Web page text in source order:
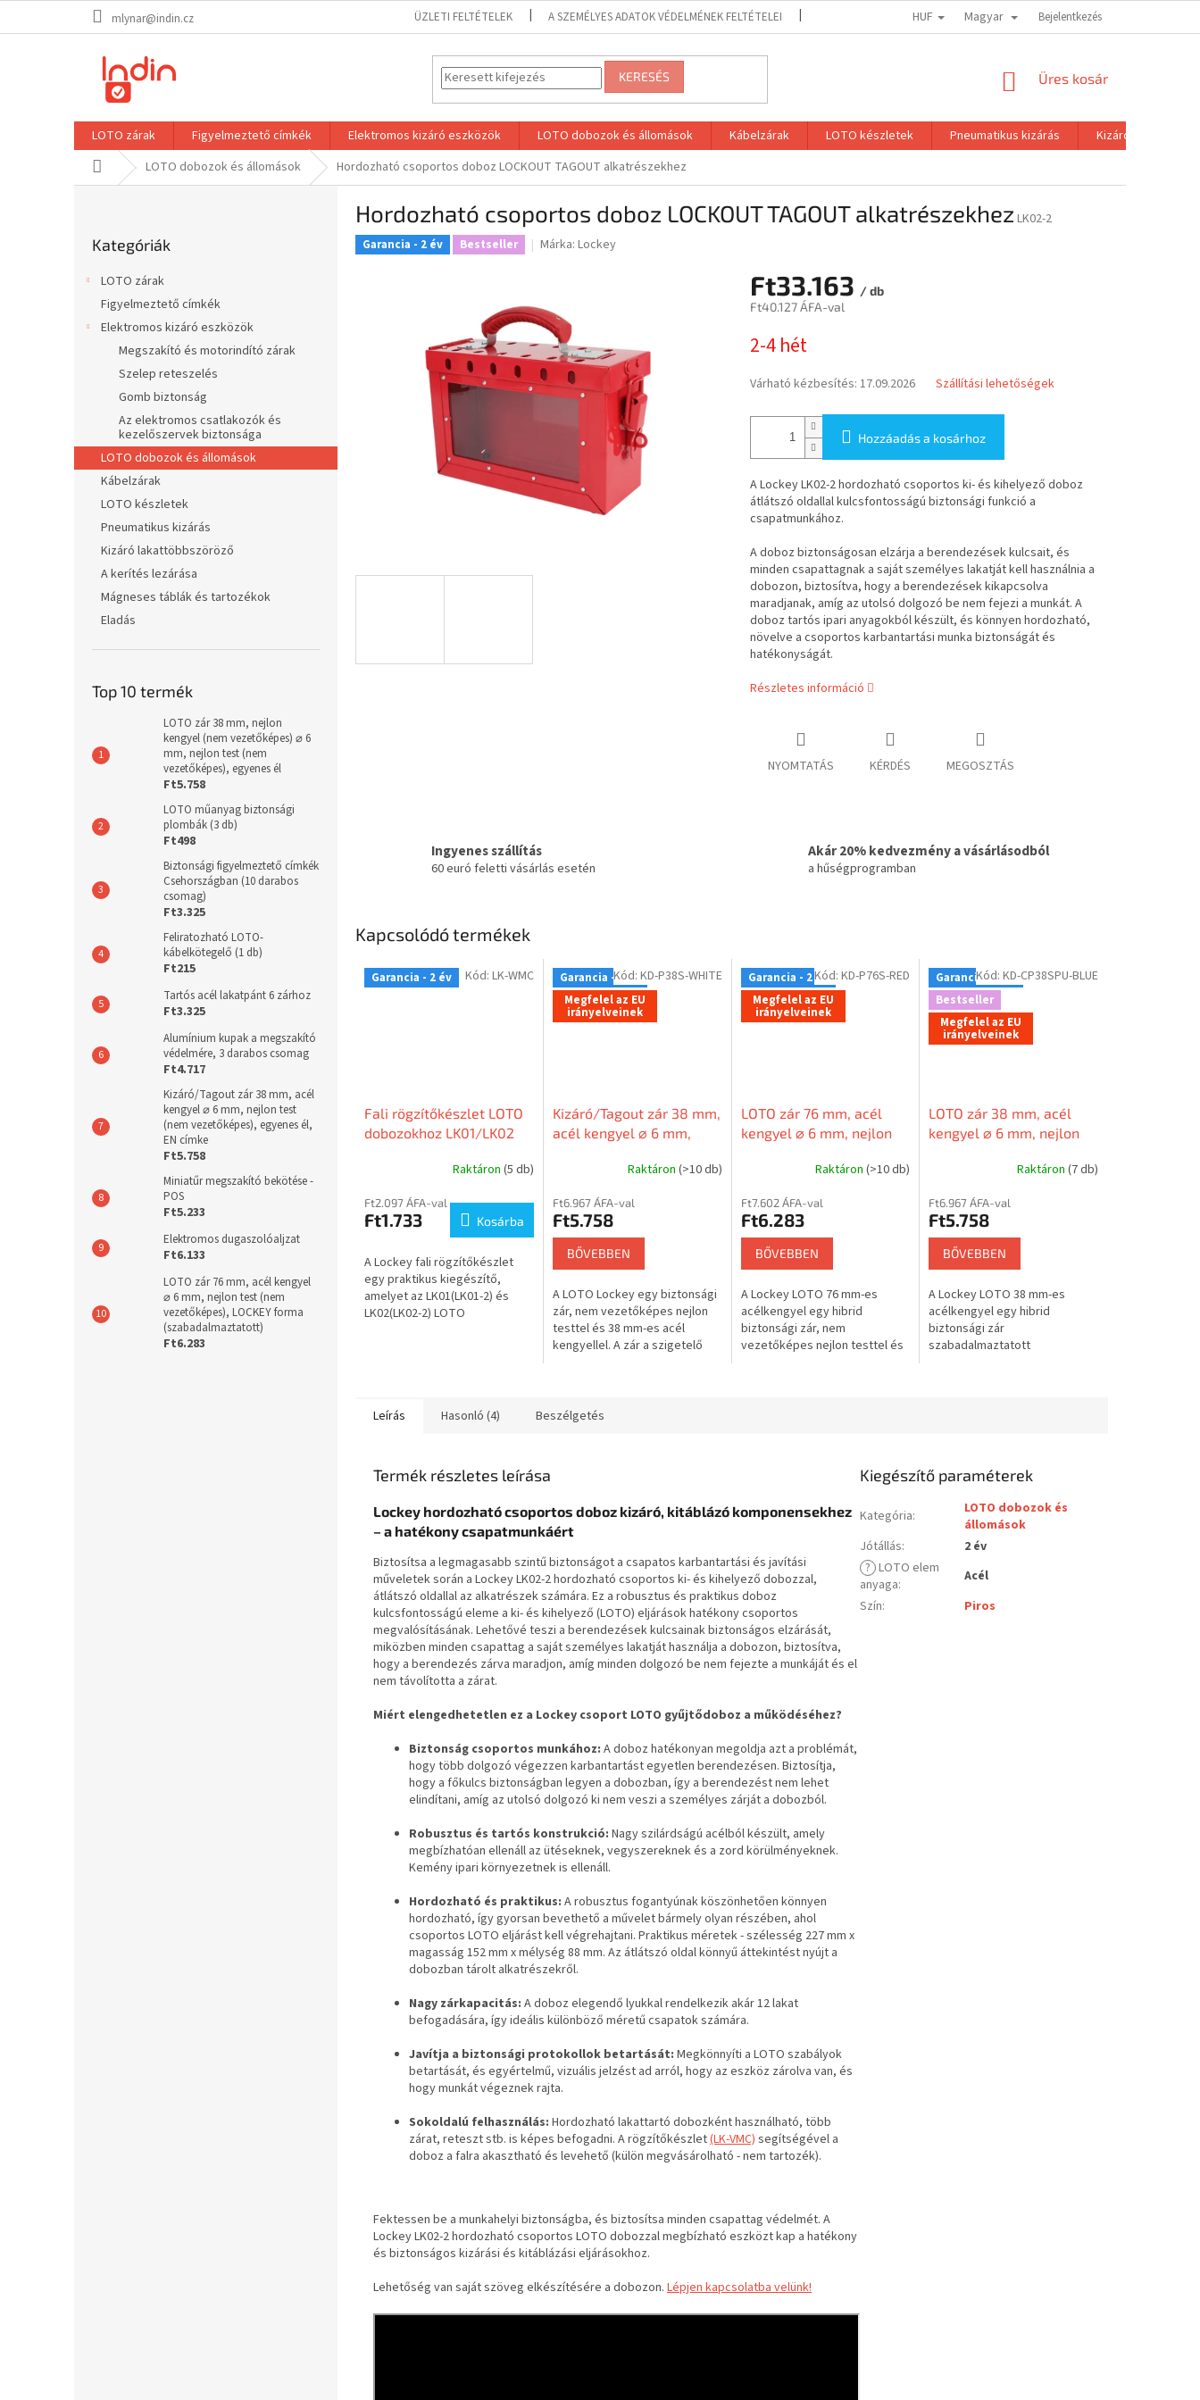
mlynar@indin.cz ÜZLETI FELTÉTELEK A SZEMÉLYES ADATOK VÉDELMÉNEK FELTÉTELEI HUF Magyar Bejelentkezés
KERESÉS KOSÁR
Üres kosár
LOTO zárak Figyelmeztető címkék Elektromos kizáró eszközök LOTO dobozok és állomások Kábelzárak LOTO készletek Pneumatikus kizárás
Kizáró
KezdőlapLOTO dobozok és állomások Hordozható csoportos doboz LOCKOUT TAGOUT alkatrészekhez
átugrása
Kategóriák
LOTO zárak
Figyelmeztető címkék
Elektromos kizáró eszközök
Megszakító és motorindító zárak
Szelep reteszelés
Gomb biztonság
Az elektromos csatlakozók és
kezelőszervek biztonsága
LOTO dobozok és állomások
Kábelzárak
LOTO készletek
Pneumatikus kizárás
Kizáró lakattöbbszöröző
A kerítés lezárása
Mágneses táblák és tartozékok
Eladás
Top 10 termék
LOTO zár 38 mm, nejlon
kengyel (nem vezetőképes) ⌀ 6
mm, nejlon test (nem
vezetőképes), egyenes él
Ft5.758
LOTO műanyag biztonsági
plombák (3 db)
Ft498
Biztonsági figyelmeztető címkék
Csehországban (10 darabos
csomag)
Ft3.325
Feliratozható LOTO-
kábelkötegelő (1 db)
Ft215
Tartós acél lakatpánt 6 zárhoz
Ft3.325
Alumínium kupak a megszakító
védelmére, 3 darabos csomag
Ft4.717
Kizáró/Tagout zár 38 mm, acél
kengyel ⌀ 6 mm, nejlon test
(nem vezetőképes), egyenes él,
EN címke
Ft5.758
Miniatűr megszakító bekötése -
POS
Ft5.233
Elektromos dugaszolóaljzat
Ft6.133
LOTO zár 76 mm, acél kengyel
⌀ 6 mm, nejlon test (nem
vezetőképes), LOCKEY forma
(szabadalmaztatott)
Ft6.283
Hordozható csoportos doboz LOCKOUT TAGOUT alkatrészekhez LK02-2
Garancia - 2 év Bestseller Márka: Lockey
Ft33.163 / db
Ft40.127 ÁFA-val
2-4 hét
Várható kézbesítés: 17.09.2026 Szállítási lehetőségek
Hozzáadás a kosárhoz
A Lockey LK02-2 hordozható csoportos ki- és kihelyező doboz
átlátszó oldallal kulcsfontosságú biztonsági funkció a
csapatmunkához.
A doboz biztonságosan elzárja a berendezések kulcsait, és
minden csapattagnak a saját személyes lakatját kell használnia a
dobozon, biztosítva, hogy a berendezések kikapcsolva
maradjanak, amíg az utolsó dolgozó be nem fejezi a munkát. A
doboz tartós ipari anyagokból készült, és könnyen hordozható,
növelve a csoportos karbantartási munka biztonságát és
hatékonyságát.
Részletes információ
NYOMTATÁS KÉRDÉS MEGOSZTÁS
Ingyenes szállítás
60 euró feletti vásárlás esetén
Akár 20% kedvezmény a vásárlásodból
a hűségprogramban
Kapcsolódó termékek
Garancia - 2 év
Fali rögzítőkészlet LOTO
dobozokhoz LK01/LK02
Raktáron (5 db)
Ft2.097 ÁFA-val
Ft1.733 Kosárba
A Lockey fali rögzítőkészlet
egy praktikus kiegészítő,
amelyet az LK01(LK01-2) és
LK02(LK02-2) LOTO
Kód: LK-WMC
Garancia - 2 év
Megfelel az EU
irányelveinek
Kizáró/Tagout zár 38 mm,
acél kengyel ⌀ 6 mm,
vezetőképes), egyenes él,
Raktáron (>10 db)
Ft6.967 ÁFA-val
Ft5.758
BŐVEBBEN
A LOTO Lockey egy biztonsági
zár, nem vezetőképes nejlon
testtel és 38 mm-es acél
kengyellel. A zár a szigetelő
Kód: KD-P38S-WHITE
Garancia - 2 év
Megfelel az EU
irányelveinek
LOTO zár 76 mm, acél
kengyel ⌀ 6 mm, nejlon
Raktáron(>10 db)
Ft7.602 ÁFA-val
Ft6.283
BŐVEBBEN
A Lockey LOTO 76 mm-es
acélkengyel egy hibrid
biztonsági zár, nem
vezetőképes nejlon testtel és
Kód:KD-P76S-RED
Garancia - 2 év
Bestseller
Megfelel az EU
irányelveinek
LOTO zár 38 mm, acél
kengyel ⌀ 6 mm, nejlon
LOCKEY formaRaktáron (7 db)
Ft6.967 ÁFA-val
Ft5.758
BŐVEBBEN
A Lockey LOTO 38 mm-es
acélkengyel egy hibrid
biztonsági zár
szabadalmaztatott
Kód: KD-CP38SPU-BLUE
Leírás Hasonló (4) Beszélgetés
Termék részletes leírása
Lockey hordozható csoportos doboz kizáró, kitáblázó komponensekhez
– a hatékony csapatmunkáért
Biztosítsa a legmagasabb szintű biztonságot a csapatos karbantartási és javítási
műveletek során a Lockey LK02-2 hordozható csoportos ki- és kihelyező dobozzal,
átlátszó oldallal az alkatrészek számára. Ez a robusztus és praktikus doboz
kulcsfontosságú eleme a ki- és kihelyező (LOTO) eljárások hatékony csoportos
megvalósításának. Lehetővé teszi a berendezések kulcsainak biztonságos elzárását,
miközben minden csapattag a saját személyes lakatját használja a dobozon, biztosítva,
hogy a berendezés zárva maradjon, amíg minden dolgozó be nem fejezte a munkáját és el
nem távolította a zárat.
Miért elengedhetetlen ez a Lockey csoport LOTO gyűjtődoboz a működéséhez?
Biztonság csoportos munkához: A doboz hatékonyan megoldja azt a problémát,
hogy több dolgozó végezzen karbantartást egyetlen berendezésen. Biztosítja,
hogy a főkulcs biztonságban legyen a dobozban, így a berendezést nem lehet
elindítani, amíg az utolsó dolgozó ki nem veszi a személyes zárját a dobozból.
Robusztus és tartós konstrukció: Nagy szilárdságú acélból készült, amely
megbízhatóan ellenáll az ütéseknek, vegyszereknek és a zord körülményeknek.
Kemény ipari környezetnek is ellenáll.
Hordozható és praktikus: A robusztus fogantyúnak köszönhetően könnyen
hordozható, így gyorsan bevethető a művelet bármely olyan részében, ahol
csoportos LOTO eljárást kell végrehajtani. Praktikus méretek - szélesség 227 mm x
magasság 152 mm x mélység 88 mm. Az átlátszó oldal könnyű áttekintést nyújt a
dobozban tárolt alkatrészekről.
Nagy zárkapacitás: A doboz elegendő lyukkal rendelkezik akár 12 lakat
befogadására, így ideális különböző méretű csapatok számára.
Javítja a biztonsági protokollok betartását: Megkönnyíti a LOTO szabályok
betartását, és egyértelmű, vizuális jelzést ad arról, hogy az eszköz zárolva van, és
hogy munkát végeznek rajta.
Sokoldalú felhasználás: Hordozható lakattartó dobozként használható, több
zárat, reteszt stb. is képes befogadni. A rögzítőkészlet(LK-VMC) segítségével a
doboz a falra akasztható és levehető (külön megvásárolható - nem tartozék).
Fektessen be a munkahelyi biztonságba, és biztosítsa minden csapattag védelmét. A
Lockey LK02-2 hordozható csoportos LOTO dobozzal megbízható eszközt kap a hatékony
és biztonságos kizárási és kitáblázási eljárásokhoz.
Lehetőség van saját szöveg elkészítésére a dobozon. Lépjen kapcsolatba velünk!
Kiegészítő paraméterek
Kategória:
LOTO dobozok és
állomások
Jótállás:
2 év
? LOTO elem
anyaga:
Acél
Szín: Piros